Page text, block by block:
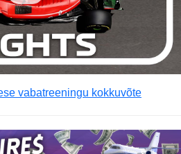
vabatreeningu kokkuvõte